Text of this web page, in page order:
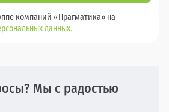
компаний «Прагматика» на
данных.
Мы с радостью